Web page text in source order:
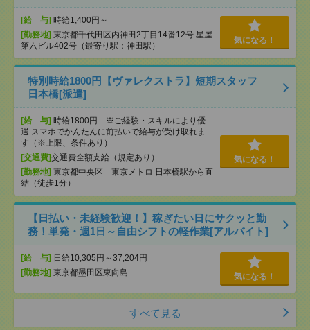
[給 与] 時給1,400円～
[勤務地] 東京都千代田区内神田2丁目14番12号 星屋
第六ビル402号（最寄り駅：神田駅）
気になる！
特別時給1800円【ヴァレクストラ】短期スタッフ
日本橋[派遣]
[給 与] 時給1800円 ※ご経験・スキルにより優
遇 スマホでかんたんに前払いで給与が受け取れま
す（※上限、条件あり）
[交通費]交通費全額支給（規定あり）
[勤務地] 東京都中央区 東京メトロ 日本橋駅から直
結（徒歩1分）
気になる！
【日払い・未経験歓迎！】稼ぎたい日にサクッと勤
務！単発・週1日～自由シフトの軽作業[アルバイト]
[給 与] 日給10,305円～37,204円
[勤務地] 東京都墨田区東向島 気になる！
すべて見る